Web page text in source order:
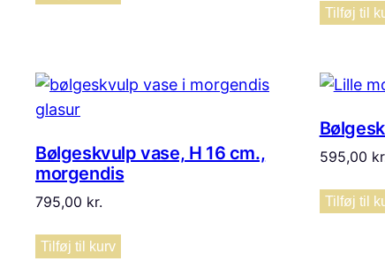
Tilføj til
Bølgeskvulp vase, H 16 cm.,
morgendis
795,00 kr.
Tilføj til kurv
595,00
Tilføj til